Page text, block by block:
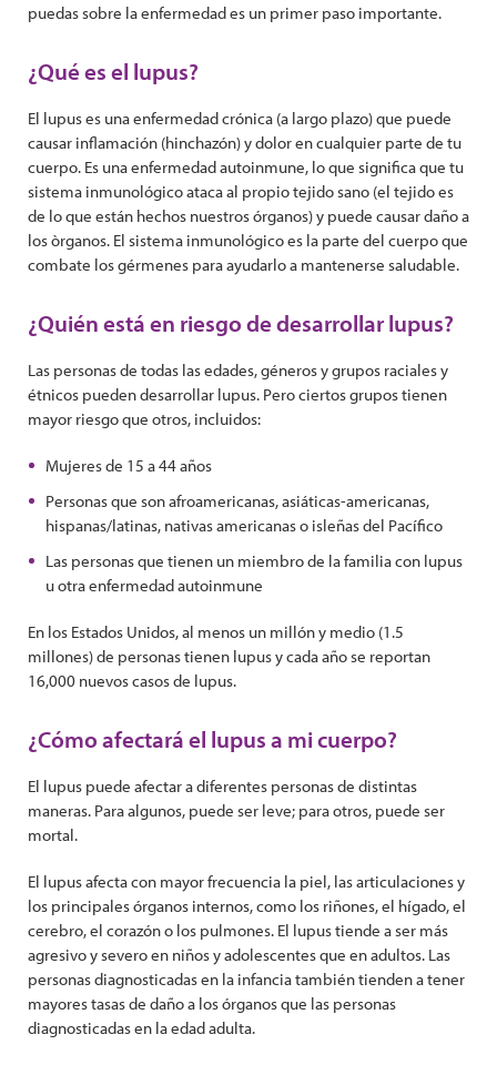
puedas sobre la enfermedad es un primer paso importante.
¿Qué es el lupus?
El lupus es una enfermedad crónica (a largo plazo) que puede
causar inflamación (hinchazón) y dolor en cualquier parte de tu
cuerpo. Es una enfermedad autoinmune, lo que significa que tu
sistema inmunológico ataca al propio tejido sano (el tejido es
de lo que están hechos nuestros órganos) y puede causar daño a
los òrganos. El sistema inmunológico es la parte del cuerpo que
combate los gérmenes para ayudarlo a mantenerse saludable.
¿Quién está en riesgo de desarrollar lupus?
Las personas de todas las edades, géneros y grupos raciales y
étnicos pueden desarrollar lupus. Pero ciertos grupos tienen
mayor riesgo que otros, incluidos:
Mujeres de 15 a 44 años
Personas que son afroamericanas, asiáticas-americanas,
hispanas/latinas, nativas americanas o isleñas del Pacífico
Las personas que tienen un miembro de la familia con lupus
u otra enfermedad autoinmune
En los Estados Unidos, al menos un millón y medio (1.5
millones) de personas tienen lupus y cada año se reportan
16,000 nuevos casos de lupus.
¿Cómo afectará el lupus a mi cuerpo?
El lupus puede afectar a diferentes personas de distintas
maneras. Para algunos, puede ser leve; para otros, puede ser
mortal.
El lupus afecta con mayor frecuencia la piel, las articulaciones y
los principales órganos internos, como los riñones, el hígado, el
cerebro, el corazón o los pulmones. El lupus tiende a ser más
agresivo y severo en niños y adolescentes que en adultos. Las
personas diagnosticadas en la infancia también tienden a tener
mayores tasas de daño a los órganos que las personas
diagnosticadas en la edad adulta.